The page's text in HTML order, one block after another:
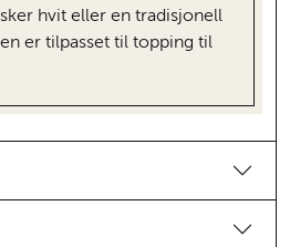
hvit eller en tradisjonell
er tilpasset til topping til